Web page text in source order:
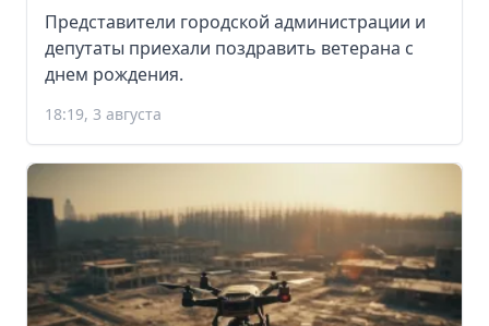
Представители городской администрации и
депутаты приехали поздравить ветерана с
днем рождения.
18:19, 3 августа